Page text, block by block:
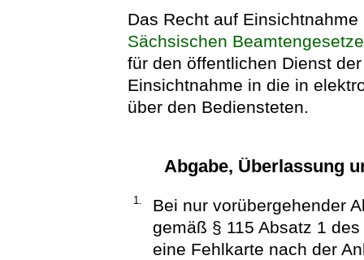
Das Recht auf
Sächsischen
für den öffentlichen Dienst
Einsichtnahme in die in
über den Bediensteten.
Abgabe, Überlassung
1.
Bei nur vorübergehender
gemäß § 115 Absatz 1 des
eine Fehlkarte nach der